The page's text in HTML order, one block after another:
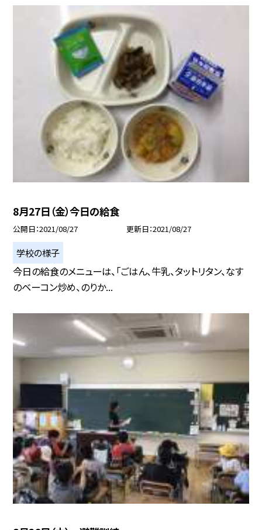
8月27日（金）今日の給食
公開日 2021/08/27 更新日 2021/08/27
学校の様子
今日の給食のメニューは、「ごはん、牛乳、タットリタン、なす
のベーコン炒め、のりか...